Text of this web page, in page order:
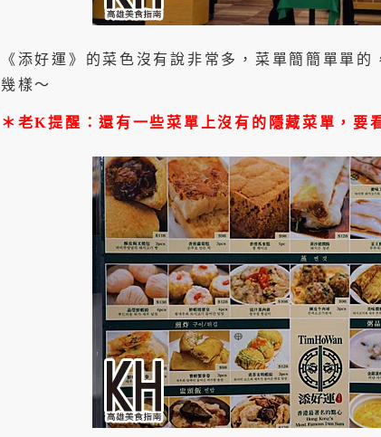
《添好運》的菜色沒有說非常多，菜單簡簡單單
幾樣～
＊老K提醒：還有一些菜單上沒有的隱藏菜單，要